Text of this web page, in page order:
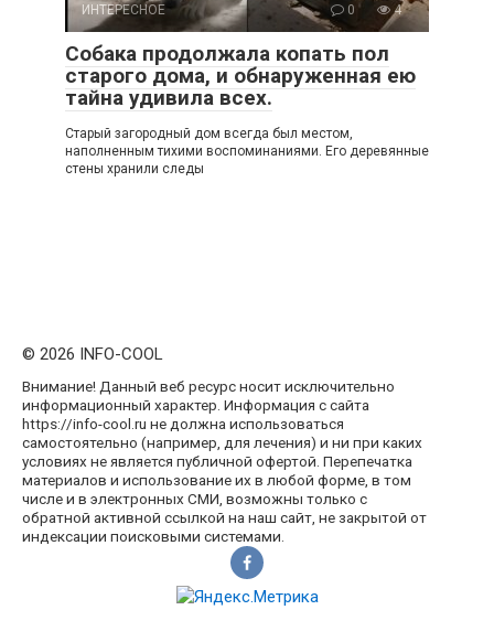
ИНТЕРЕСНОЕ 0 4
Собака продолжала копать пол
старого дома, и обнаруженная ею
тайна удивила всех.
Старый загородный дом всегда был местом,
наполненным тихими воспоминаниями. Его деревянные
стены хранили следы
© 2026 INFO-COOL
Внимание! Данный веб ресурс носит исключительно
информационный характер. Информация с сайта
https://info-cool.ru не должна использоваться
самостоятельно (например, для лечения) и ни при каких
условиях не является публичной офертой. Перепечатка
материалов и использование их в любой форме, в том
числе и в электронных СМИ, возможны только с
обратной активной ссылкой на наш сайт, не закрытой от
индексации поисковыми системами.